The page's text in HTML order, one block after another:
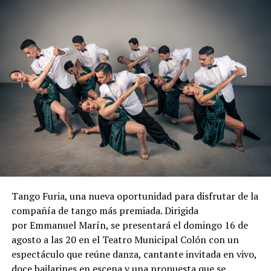
Tango Furia, una nueva oportunidad para disfrutar de la
compañía de tango más premiada. Dirigida
por Emmanuel Marín, se presentará el domingo 16 de
agosto a las 20 en el Teatro Municipal Colón con un
espectáculo que reúne danza, cantante invitada en vivo,